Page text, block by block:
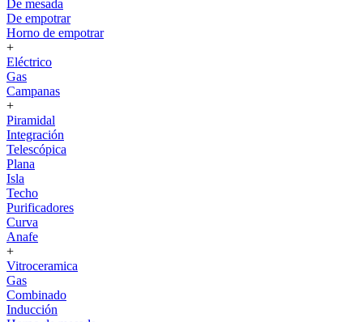
De mesada
De empotrar
Horno de empotrar
+
Eléctrico
Gas
Campanas
+
Piramidal
Integración
Telescópica
Plana
Isla
Techo
Purificadores
Curva
Anafe
+
Vitroceramica
Gas
Combinado
Inducción